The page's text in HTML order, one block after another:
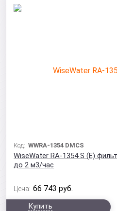
Код:WWRA-1354 DMCS
WiseWater RA-1354 S (Е)
до 2 м3/час
Цена: 66 743 руб.
Купить